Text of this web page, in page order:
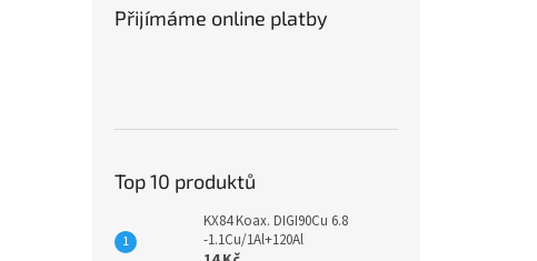
Přijímáme online platby
Top 10 produktů
KX84 Koax. DIGI90Cu 6.8
-1.1Cu/1Al+120Al